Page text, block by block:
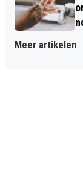
Meer artikelen